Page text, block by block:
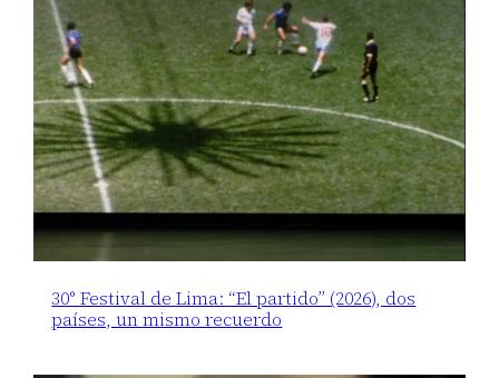
30° Festival de Lima: “El partido” (2026), dos
países, un mismo recuerdo